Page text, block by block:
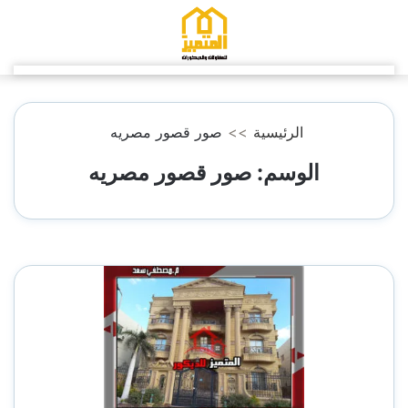
المحتوى
الرئيسية >> صور قصور مصريه
الوسم: صور قصور مصريه